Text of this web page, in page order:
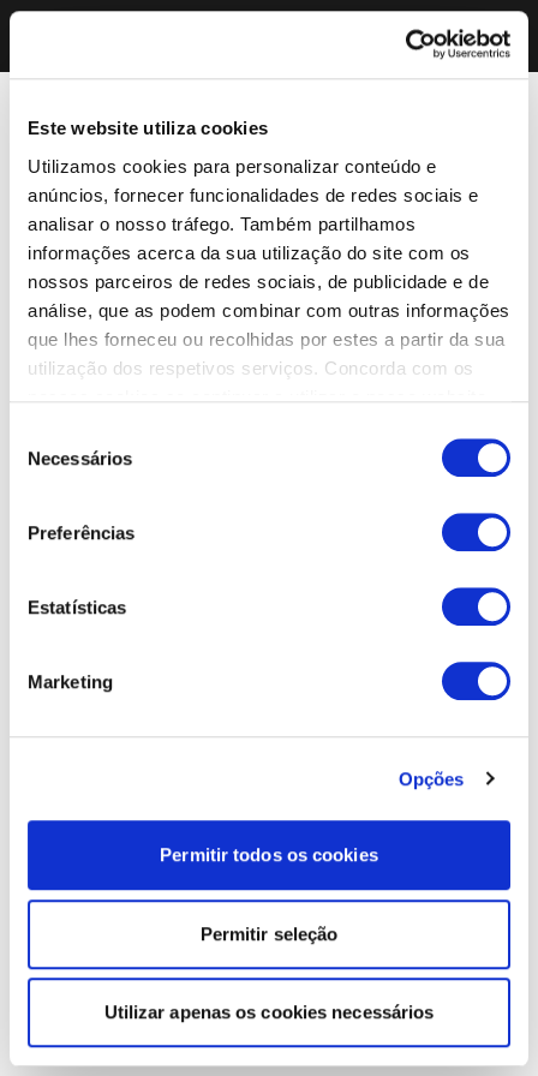
Este website utiliza cookies
Utilizamos cookies para personalizar conteúdo e
anúncios, fornecer funcionalidades de redes sociais e
analisar o nosso tráfego. Também partilhamos
informações acerca da sua utilização do site com os
nossos parceiros de redes sociais, de publicidade e de
análise, que as podem combinar com outras informações
que lhes forneceu ou recolhidas por estes a partir da sua
utilização dos respetivos serviços. Concorda com os
Necessários
Preferências
Estatísticas
Marketing
Opções
Permitir todos os cookies
Permitir seleção
Utilizar apenas os cookies necessários